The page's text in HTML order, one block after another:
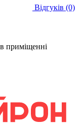
Відгуків (0)
приміщенні